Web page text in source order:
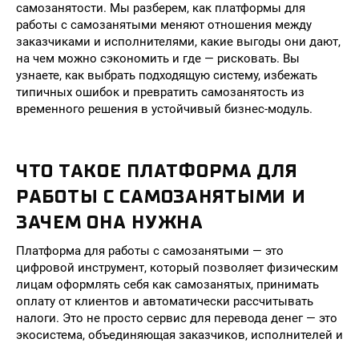
самозанятости. Мы разберем, как платформы для
работы с самозанятыми меняют отношения между
заказчиками и исполнителями, какие выгоды они дают,
на чем можно сэкономить и где — рисковать. Вы
узнаете, как выбрать подходящую систему, избежать
типичных ошибок и превратить самозанятость из
временного решения в устойчивый бизнес-модуль.
ЧТО ТАКОЕ ПЛАТФОРМА ДЛЯ
РАБОТЫ С САМОЗАНЯТЫМИ И
ЗАЧЕМ ОНА НУЖНА
Платформа для работы с самозанятыми — это
цифровой инструмент, который позволяет физическим
лицам оформлять себя как самозанятых, принимать
оплату от клиентов и автоматически рассчитывать
налоги. Это не просто сервис для перевода денег — это
экосистема, объединяющая заказчиков, исполнителей и